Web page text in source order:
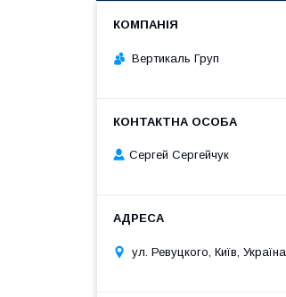
Вертикаль Груп
Сергей Сергейчук
ул. Ревуцкого, Київ, Україна